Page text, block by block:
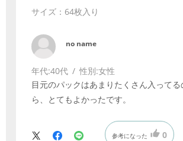
サイズ：64枚入り
no name
年代:40代 性別:女性
目元のパックはあまりたくさん入って
ら、とてもよかったです。
参考になった 0